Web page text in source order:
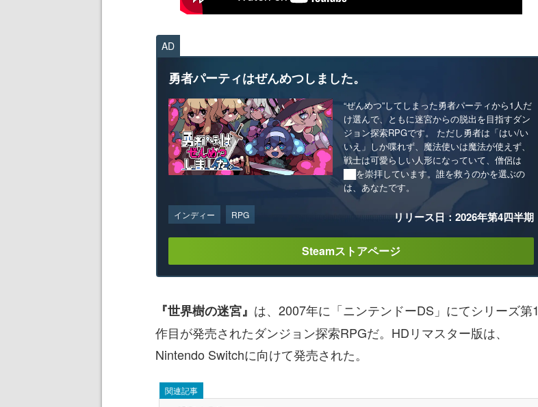
AD
勇者パーティはぜんめつしました。
“ぜんめつ”してしまった勇者パーティから1人だ
け選んで、ともに迷宮からの脱出を目指すダン
ジョン探索RPGです。 ただし勇者は「はい/い
いえ」しか喋れず、魔法使いは魔法が使えず、
戦士は可愛らしい人形になっていて、僧侶は
██を崇拝しています。誰を救うのかを選ぶの
は、あなたです。
インディー RPG リリース日：2026年第4四半期
Steamストアページ
『世界樹の迷宮』 は、2007年に「ニンテンドーDS」にてシリーズ第1
作目が発売されたダンジョン探索RPGだ。HDリマスター版は、
Nintendo Switchに向けて発売された。
関連記事